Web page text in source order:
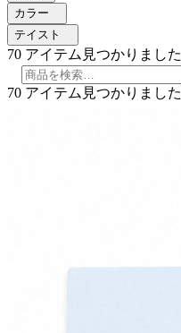
カラー
テイスト
70 アイテム見つかりました
70 アイテム見つかりました